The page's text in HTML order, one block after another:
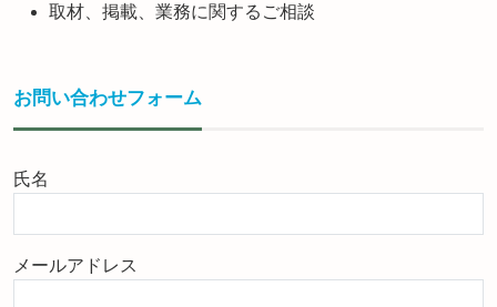
取材、掲載、業務に関するご相談
お問い合わせフォーム
氏名
メールアドレス